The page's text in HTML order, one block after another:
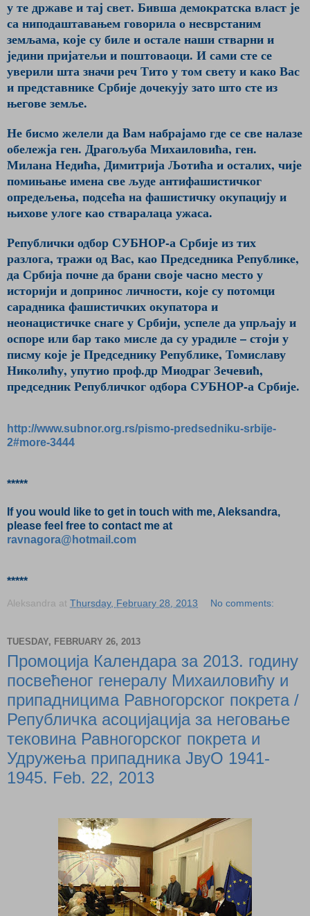
у те државе и тај свет. Бивша демократска власт је
са ниподаштавањем говорила о несврстаним
земљама, које су биле и остале наши стварни и
једини пријатељи и поштоваоци. И сами сте се
уверили шта значи реч Тито у том свету и како Вас
и представнике Србије дочекују зато што сте из
његове земље.
Не бисмо желели да Bам набрајамо где се све налазе
обележја ген. Драгољуба Михаиловића, ген.
Милана Недића, Димитрија Љотића и осталих, чије
помињање имена све људе антифашистичког
опредељења, подсећа на фашистичку окупацију и
њихове улоге као стваралаца ужаса.
Републички одбор СУБНОР-а Србије из тих
разлога, тражи од Вас, као Председника Републике,
да Србија почне да брани своје часно место у
историји и допринос личности, које су потомци
сарадника фашистичких окупатора и
неонацистичке снаге у Србији, успеле да упрљају и
оспоре или бар тако мисле да су урадиле – стоји у
писму које је Председнику Републике, Томиславу
Николићу, упутио проф.др Миодраг Зечевић,
председник Републичког одбора СУБНОР-а Србије.
http://www.subnor.org.rs/pismo-predsedniku-srbije-
2#more-3444
*****
If you would like to get in touch with me, Aleksandra,
please feel free to contact me at
ravnagora@hotmail.com
*****
Aleksandra at Thursday, February 28, 2013 No comments:
TUESDAY, FEBRUARY 26, 2013
Промоцијa Календара за 2013. годину
посвећеног генералу Михаиловићу и
припадницима Равногорског покрета /
Републичкa асоцијацијa за неговање
тековина Равногорског покрета и
Удружења припадника ЈвуО 1941-
1945. Feb. 22, 2013